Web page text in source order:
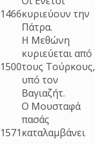
1466κυριεύουν την
Πάτρα.
1500
Η Μεθώνη
κυριεύεται από
τους Τούρκους,
υπό τον
Βαγιαζήτ.
1571
Ο Μουσταφά
πασάς
καταλαμβάνει